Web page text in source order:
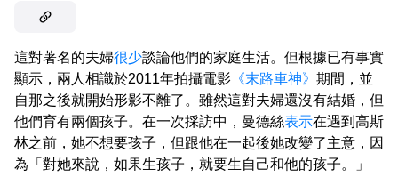
這對著名的夫婦很少談論他們的家庭生活。但根據已有事實
顯示，兩人相識於2011年拍攝電影 《末路車神》 期間，並
自那之後就開始形影不離了。雖然這對夫婦還沒有結婚，但
他們育有兩個孩子。在一次採訪中，曼德絲表示在遇到高斯
林之前，她不想要孩子，但跟他在一起後她改變了主意，因
為「對她來說，如果生孩子，就要生自己和他的孩子。」